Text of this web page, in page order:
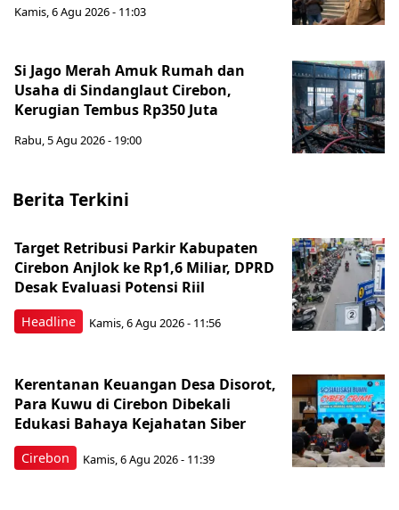
Kamis, 6 Agu 2026 - 11:03
Si Jago Merah Amuk Rumah dan
Usaha di Sindanglaut Cirebon,
Kerugian Tembus Rp350 Juta
Rabu, 5 Agu 2026 - 19:00
Berita Terkini
Headline
Target Retribusi Parkir Kabupaten
Cirebon Anjlok ke Rp1,6 Miliar, DPRD
Desak Evaluasi Potensi Riil
Kamis, 6 Agu 2026 - 11:56
Cirebon
Kerentanan Keuangan Desa Disorot,
Para Kuwu di Cirebon Dibekali
Edukasi Bahaya Kejahatan Siber
Kamis, 6 Agu 2026 - 11:39